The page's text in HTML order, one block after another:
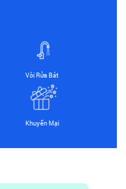
Vòi Rửa Bát
Khuyến Mại